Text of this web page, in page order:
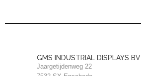
GMS INDUSTRIAL DISPLAYS BV
Jaargetijdenweg 22